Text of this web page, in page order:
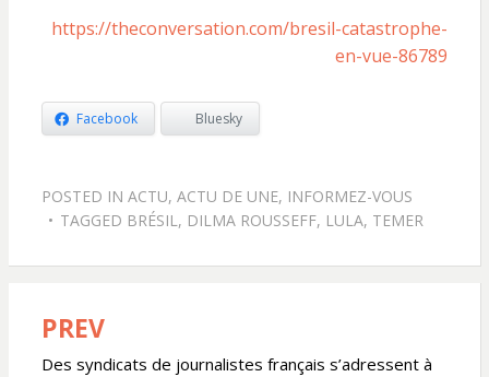
https://theconversation.com/bresil-catastrophe-
en-vue-86789
Facebook Bluesky
POSTED IN ACTU, ACTU DE UNE, INFORMEZ-VOUS
TAGGED BRÉSIL , DILMA ROUSSEFF, LULA, TEMER
Navigation
de
PREV
Des syndicats de journalistes français s’adressent à